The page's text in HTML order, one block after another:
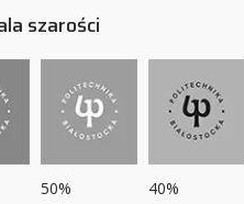
szarości
50% 40%